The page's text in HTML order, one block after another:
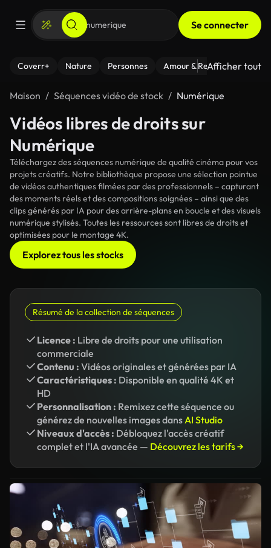
Se connecter
Coverr+ Nature Personnes Amour & Relations Le
Afficher tout
Maison Séquences vidéo de stock Numérique
Vidéos libres de droits sur
Numérique
Téléchargez des séquences numérique de qualité cinéma pour vos
projets créatifs. Notre bibliothèque propose une sélection pointue
de vidéos authentiques filmées par des professionnels – capturant
des moments réels et des compositions soignées – ainsi que des
clips générés par IA pour des arrière-plans en boucle et des visuels
numérique stylisés. Toutes les ressources sont libres de droits et
optimisées pour le montage 4K.
Explorez tous les stocks
Résumé de la collection de séquences
Licence : Libre de droits pour une utilisation
commerciale
Contenu : Vidéos originales et générées par IA
Caractéristiques : Disponible en qualité 4K et
HD
Personnalisation : Remixez cette séquence ou
générez de nouvelles images dansAI Studio
Niveaux d'accès : Débloquez l'accès créatif
complet et l'IA avancée — Découvrez les tarifs →